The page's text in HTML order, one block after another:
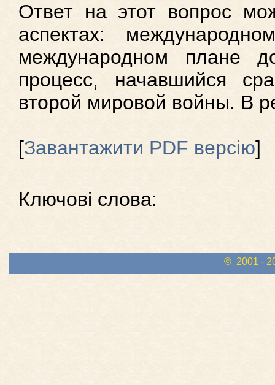
Ответ на этот вопрос
аспектах:
международном плане
процесс, начавшийся
второй мировой войны. В
[Завантажити PDF версію]
Ключові слова:
© 2001 -